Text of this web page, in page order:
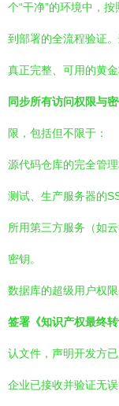
个“干净”的环境中，
到部署的全流程验证
真正完整、可用的黄金
同步所有访问权限与密
限，包括但不限于：
源代码仓库的完全管理
测试、生产服务器的
所用第三方服务（如
密钥。
数据库的超级用户权限
签署《知识产权最终转
认文件，声明开发方
企业已接收并验证无